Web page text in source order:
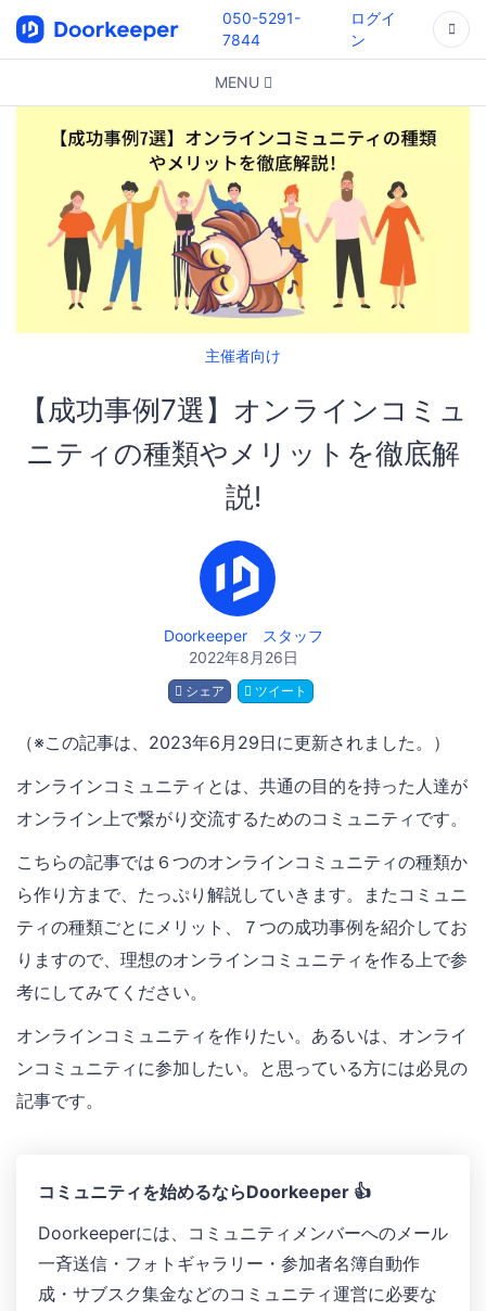
050-5291-
7844
ログイ
ン
MENU
主催者向け
【成功事例7選】オンラインコミュ
ニティの種類やメリットを徹底解
説!
Doorkeeper スタッフ
2022年8月26日
シェア ツイート
（※この記事は、2023年6月29日に更新されました。）
オンラインコミュニティとは、共通の目的を持った人達が
オンライン上で繋がり交流するためのコミュニティです。
こちらの記事では６つのオンラインコミュニティの種類か
ら作り方まで、たっぷり解説していきます。またコミュニ
ティの種類ごとにメリット、７つの成功事例を紹介してお
りますので、理想のオンラインコミュニティを作る上で参
考にしてみてください。
オンラインコミュニティを作りたい。あるいは、オンライ
ンコミュニティに参加したい。と思っている方には必見の
記事です。
コミュニティを始めるならDoorkeeper 👍
Doorkeeperには、コミュニティメンバーへのメール
一斉送信・フォトギャラリー ・参加者名簿自動作
成 ・サブスク集金などのコミュニティ運営に必要な